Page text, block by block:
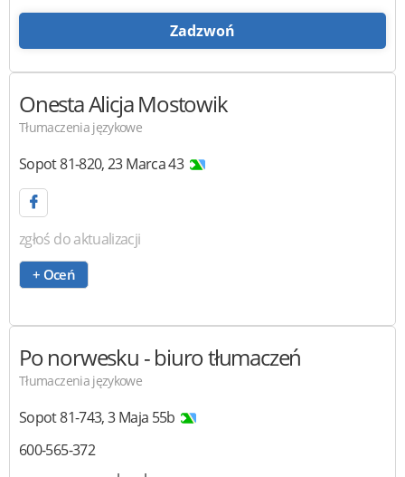
Zadzwoń
OnestaAlicja Mostowik
Tłumaczenia językowe
Sopot81-820,23 Marca 43
zgłoś do aktualizacji
+ Oceń
Po norwesku - biuro tłumaczeń
Tłumaczenia językowe
Sopot81-743,3 Maja 55b
600-565-372